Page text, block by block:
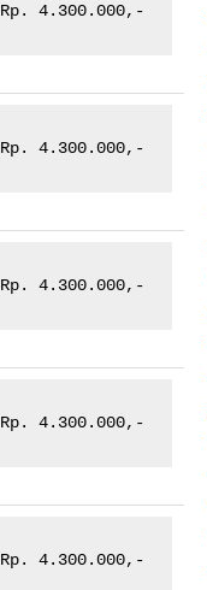
Rp. 4.300.000,-
Rp. 4.300.000,-
Rp. 4.300.000,-
Rp. 4.300.000,-
Rp. 4.300.000,-